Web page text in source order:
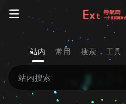
站内 常用 搜索 工具